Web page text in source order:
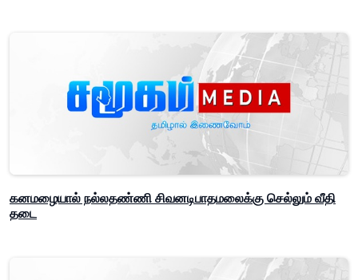
கனமழையால் நல்லதண்ணி சிவனடிபாதமலைக்கு செல்லும் வீதி
தடை